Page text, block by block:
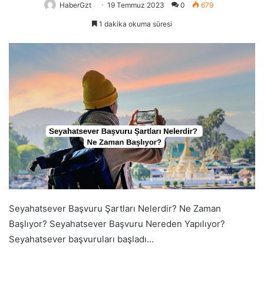
HaberGzt 19 Temmuz 2023 0 679
1 dakika okuma süresi
Seyahatsever Başvuru Şartları Nelerdir? Ne Zaman
Başlıyor? Seyahatsever Başvuru Nereden Yapılıyor?
Seyahatsever başvuruları başladı…